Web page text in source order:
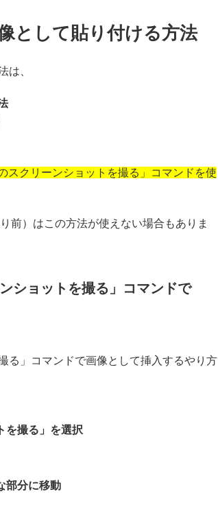
として貼り付ける方法
は、
スクリーンショットを撮る」コマンドを使
前）はこの方法が使えない場合もありま
ショットを撮る」コマンドで
る」コマンドで画像として挿入するやり方
を撮る」を選択
部分に移動